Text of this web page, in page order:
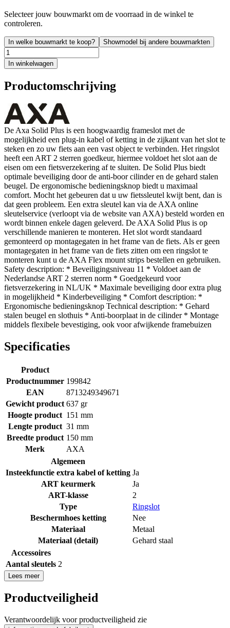
Selecteer jouw bouwmarkt om de voorraad in de winkel te
controleren.
In welke bouwmarkt te koop? Showmodel bij andere bouwmarkten
In winkelwagen
Productomschrijving
De Axa Solid Plus is een hoogwaardig frameslot met de
mogelijkheid een plug-in kabel of ketting in de zijkant van het slot te
steken en zo uw fiets aan een vast object te verbinden. Het ringslot
heeft een ART 2 sterren goedkeur, hiermee voldoet het slot aan de
eisen om een fietsverzekering af te sluiten. De Solid Plus biedt
optimale beveiliging door de anti-boor cilinder en de gehard stalen
beugel. De ergonomische bedieningsknop biedt u maximaal
comfort. Mocht het gebeuren dat u uw fietssleutel kwijt bent, dan is
dat geen probleem. Een extra sleutel kan via de AXA online
sleutelservice (verloopt via de website van AXA) besteld worden en
wordt binnen enkele dagen geleverd. De AXA Solid Plus is op
verschillende manieren te monteren. Het slot wordt standaard
gemonteerd op montagegaten in het frame van de fiets. Als er geen
montagegaten in het frame van de fiets zitten om een ringslot te
monteren kunt u de AXA Flex mount strips bestellen en gebruiken.
Safety description: * Beveiligingsniveau 11 * Voldoet aan de
Nederlandse ART 2 sterren norm * Goedgekeurd voor
fietsverzekering in NL/UK * Maximale beveiliging door extra plug
in mogelijkheid * Kinderbeveiliging * Comfort description: *
Ergonomische bedieningsknop Technical description: * Gehard
stalen beugel en slothuis * Anti-boorplaat in de cilinder * Montage
middels flexibele bevestiging, ook voor afwijkende framebuizen
Specificaties
Product
Productnummer 199842
EAN
8713249349671
Gewicht product 637 gr
Hoogte product 151 mm
Lengte product 31 mm
Breedte product 150 mm
Merk
AXA
Algemeen
Insteekfunctie extra kabel of ketting Ja
ART keurmerk
Ja
ART-klasse
2
Type
Ringslot
Beschermhoes ketting
Nee
Materiaal
Metaal
Materiaal (detail)
Gehard staal
Accessoires
Aantal sleutels 2
Lees meer
Productveiligheid
Verantwoordelijk voor productveiligheid zie